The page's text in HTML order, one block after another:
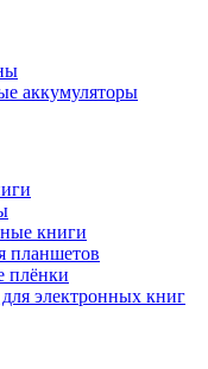
аккумуляторы
книги
планшетов
плёнки
электронных книг